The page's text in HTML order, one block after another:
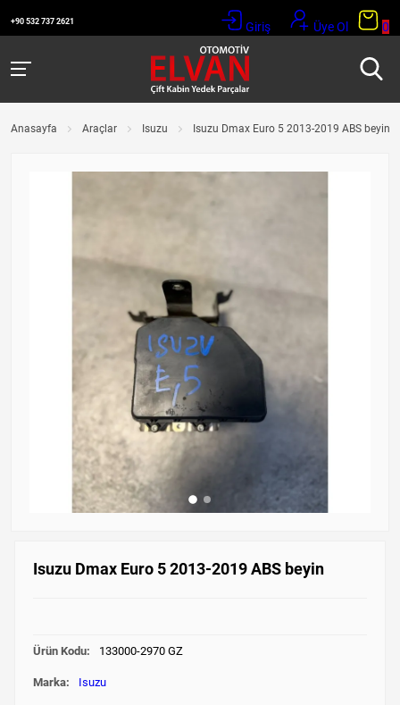
+90 532 737 2621 Giriş Üye Ol 0
Anasayfa Araçlar Isuzu Isuzu Dmax Euro 5 2013-2019 ABS beyin
Isuzu Dmax Euro 5 2013-2019 ABS beyin
Ürün Kodu: 133000-2970 GZ
Marka: Isuzu